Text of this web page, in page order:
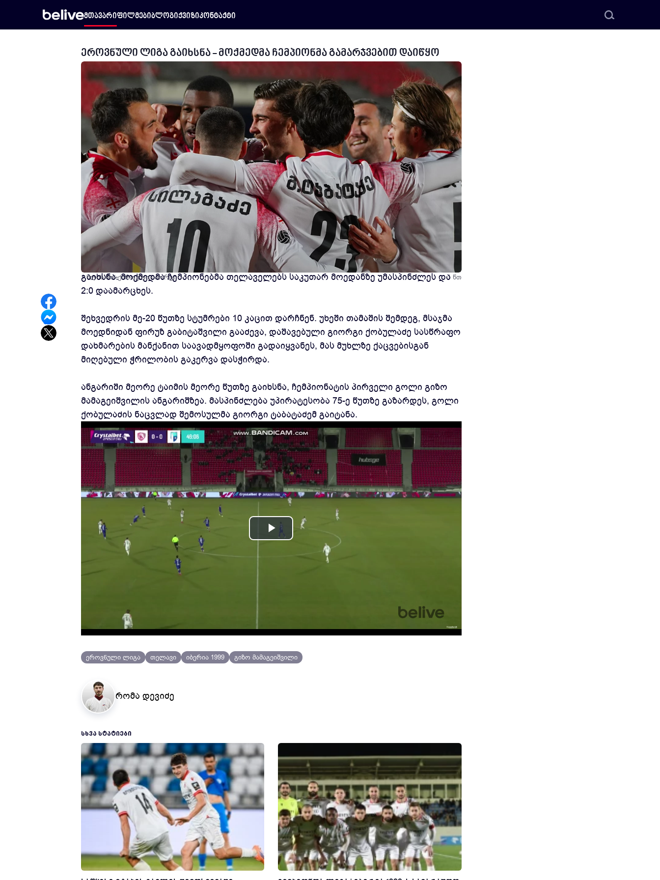
მთავარიფილმებიბლოგიქვიზიკონტაქტი
ეროვნული ლიგა გაიხსნა - მოქმედმა ჩემპიონმა გამარჯვებით დაიწყო
1 წლის წინ ქართული სპორტი 1 წთ
საქართველოს ჩემპიონატის პირველი ტური "იბერია 1999"-სა და "თელავის" მატჩით
გაიხსნა. მოქმედმა ჩემპიონებმა თელაველებს საკუთარ მოედანზე უმასპინძლეს და
2:0 დაამარცხეს.
შეხვედრის მე-20 წუთზე სტუმრები 10 კაცით დარჩნენ. უხეში თამაშის შემდეგ, მსაჯმა
მოედნიდან ფირუზ გაბიტაშვილი გააძევა, დაშავებული გიორგი ქობულაძე სასწრაფო
დახმარების მანქანით საავადმყოფოში გადაიყვანეს, მას მუხლზე ქაცვებისგან
მიღებული ჭრილობის გაკერვა დასჭირდა.
ანგარიში მეორე ტაიმის მეორე წუთზე გაიხსნა, ჩემპიონატის პირველი გოლი გიზო
მამაგეიშვილის ანგარიშზეა. მასპინძლება უპირატესობა 75-ე წუთზე გაზარდეს, გოლი
ქობულაძის ნაცვლად შემოსულმა გიორგი ტაბატაძემ გაიტანა.
Play
ეროვნული ლიგა თელავი იბერია 1999 გიზო მამაგეიშვილი
რომა დევიძე
ᲡᲮᲕᲐ ᲡᲢᲐᲢᲘᲔᲑᲘ